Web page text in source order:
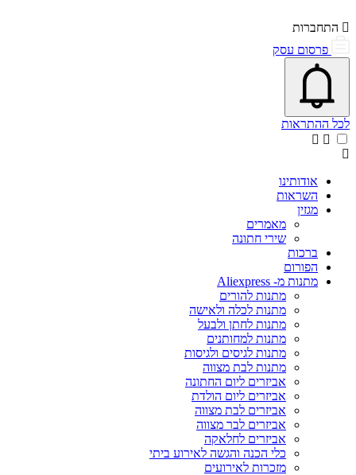
התחברות
פרסום עסק
פתיחת\סגירת מרכז התראות
אייקון פעמון
לכל ההתראות
אודותינו
השראות
מגזין
מאמרים
שירי חתונה
ברכות
הפורום
מתנות מ- Aliexpress
מתנות להורים
מתנות לכלה ולאישה
מתנות לחתן ולבעל
מתנות למחותנים
מתנות לגיסים ולגיסות
מתנות לבת מצווה
אביזרים ליום החתונה
אביזרים ליום הולדת
אביזרים לבת מצווה
אביזרים לבר מצווה
אביזרים לחלאקה
כלי הכנה והגשה לאירוע ביתי
מזכרות לאירועים